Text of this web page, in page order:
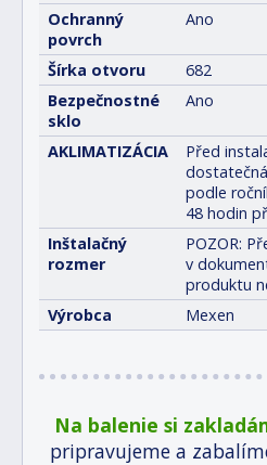
Ochranný
povrch
Ano
Šírka otvoru
682
Bezpečnostné
sklo
Ano
AKLIMATIZÁCIA
Před
podle
48 hodin
Inštalačný
rozmer
POZOR:
v
produktu
Výrobca
Mexen
Na balenie si
pripravujeme a